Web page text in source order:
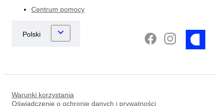
Centrum pomocy
Warunki korzystania
Oświadczenie o ochronie danych i prywatności